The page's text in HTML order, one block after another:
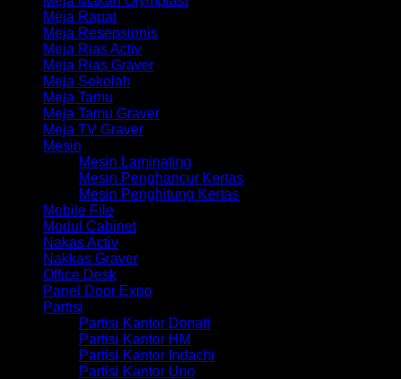
Meja Rapat
Meja Resepsionis
Meja Rias Activ
Meja Rias Graver
Meja Sekolah
Meja Tamu
Meja Tamu Graver
Meja TV Graver
Mesin
Mesin Laminating
Mesin Penghancur Kertas
Mesin Penghitung Kertas
Mobile File
Modul Cabinet
Nakas Activ
Nakkas Graver
Office Desk
Panel Door Expo
Partisi
Partisi Kantor Donati
Partisi Kantor HM
Partisi Kantor Indachi
Partisi Kantor Uno